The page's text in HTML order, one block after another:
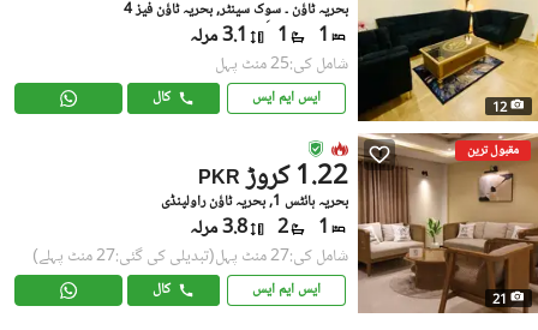
12
بحریہ ٹاؤن ۔ سوِک سینٹر, بحریہ ٹاؤن فیز 4
1
1 3.1 مرلہ
شامل کی:25 منٹ پہل
ایس ایم ایس کال
مقبول ترین
21
PKR 1.22 کروڑ
بحریہ ہائٹس 1, بحریہ ٹاؤن راولپنڈی
1
2 3.8 مرلہ
شامل کی:27 منٹ پہل (تبدیلی کی گئی:27 منٹ پہلے)
ایس ایم ایس کال